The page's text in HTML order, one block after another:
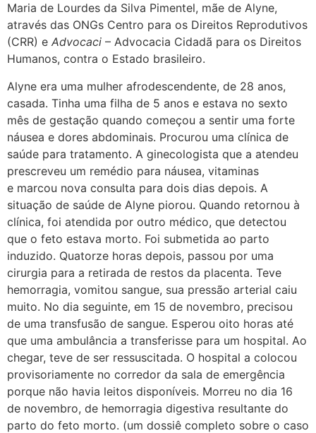
Maria de Lourdes da Silva Pimentel, mãe de Alyne,
através das ONGs Centro para os Direitos Reprodutivos
(CRR) e Advocaci – Advocacia Cidadã para os Direitos
Humanos, contra o Estado brasileiro.
Alyne era uma mulher afrodescendente, de 28 anos,
casada. Tinha uma filha de 5 anos e estava no sexto
mês de gestação quando começou a sentir uma forte
náusea e dores abdominais. Procurou uma clínica de
saúde para tratamento. A ginecologista que a atendeu
prescreveu um remédio para náusea, vitaminas
e marcou nova consulta para dois dias depois. A
situação de saúde de Alyne piorou. Quando retornou à
clínica, foi atendida por outro médico, que detectou
que o feto estava morto. Foi submetida ao parto
induzido. Quatorze horas depois, passou por uma
cirurgia para a retirada de restos da placenta. Teve
hemorragia, vomitou sangue, sua pressão arterial caiu
muito. No dia seguinte, em 15 de novembro, precisou
de uma transfusão de sangue. Esperou oito horas até
que uma ambulância a transferisse para um hospital. Ao
chegar, teve de ser ressuscitada. O hospital a colocou
provisoriamente no corredor da sala de emergência
porque não havia leitos disponíveis. Morreu no dia 16
de novembro, de hemorragia digestiva resultante do
parto do feto morto. (um dossiê completo sobre o caso